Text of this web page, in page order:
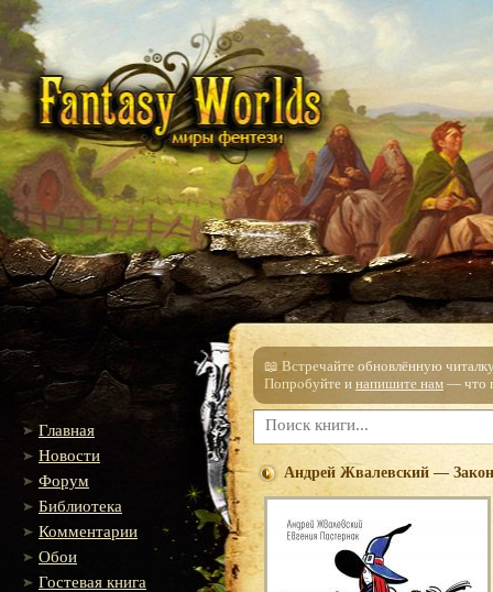
Главная
Новости
Форум
Библиотека
Комментарии
Обои
Гостевая книга
📖 Встречайте обновлённую
Попробуйте и напишите нам — что
Андрей Жвалевский — Закон